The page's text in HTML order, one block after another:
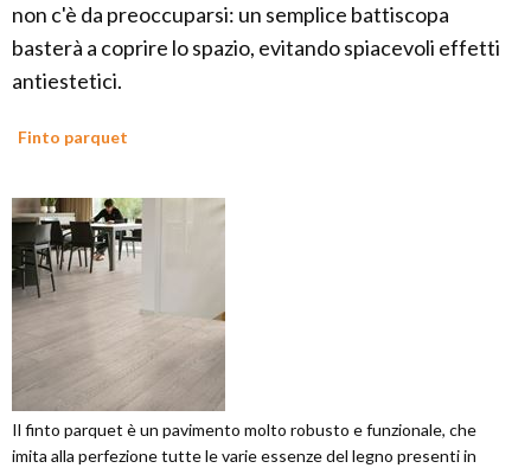
non c'è da preoccuparsi: un semplice battiscopa
basterà a coprire lo spazio, evitando spiacevoli effetti
antiestetici.
Finto parquet
Il finto parquet è un pavimento molto robusto e funzionale, che
imita alla perfezione tutte le varie essenze del legno presenti in